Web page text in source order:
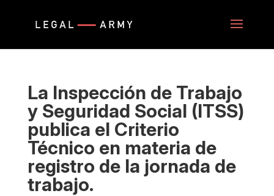
La Inspección de Trabajo
y Seguridad Social (ITSS)
publica el Criterio
Técnico en materia de
registro de la jornada de
trabajo.